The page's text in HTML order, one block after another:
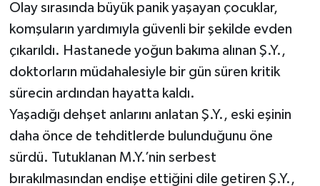
Olay sırasında büyük panik yaşayan çocuklar,
komşuların yardımıyla güvenli bir şekilde evden
çıkarıldı. Hastanede yoğun bakıma alınan Ş.Y.,
doktorların müdahalesiyle bir gün süren kritik
sürecin ardından hayatta kaldı.
Yaşadığı dehşet anlarını anlatan Ş.Y., eski eşinin
daha önce de tehditlerde bulunduğunu öne
sürdü. Tutuklanan M.Y.’nin serbest
bırakılmasından endişe ettiğini dile getiren Ş.Y.,